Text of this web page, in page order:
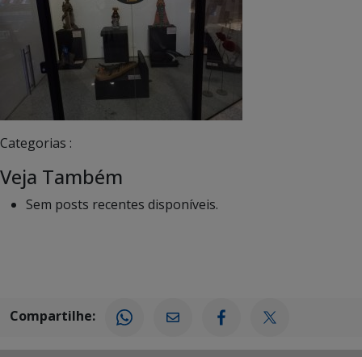
Categorias :
Veja Também
Sem posts recentes disponíveis.
Compartilhe: